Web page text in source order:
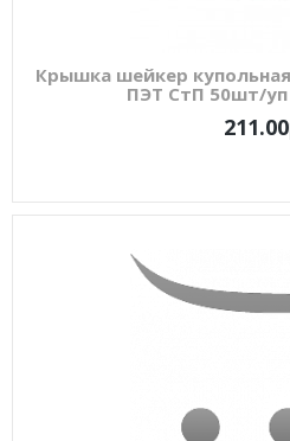
Крышка шейкер
ПЭТ СтП 50шт/